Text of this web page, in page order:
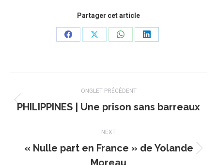
Partager cet article
Share
Share
Share
Share
de
commentaire
ONGLET PRÉCÉDENT
Onglet
PHILIPPINES | Une prison sans barreaux
NEXT
Projets
« Nulle part en France » de Yolande
Moreau